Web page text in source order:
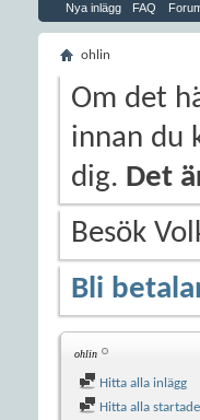
Nya inlägg FAQ
ohlin
Om det
innan du
dig. Det
Besök
Bli
ohlin
Hitta alla inlägg
Hitta alla